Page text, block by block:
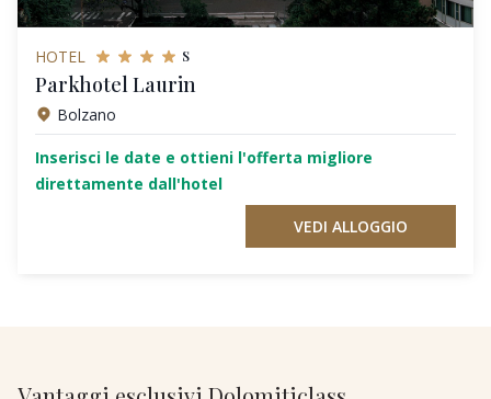
HOTEL s
Parkhotel Laurin
Bolzano
Inserisci le date e ottieni l'offerta migliore
direttamente dall'hotel
VEDI ALLOGGIO